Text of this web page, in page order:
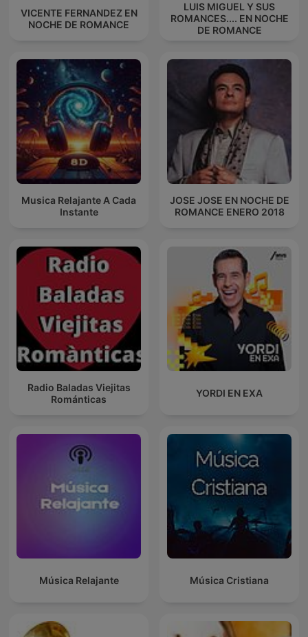
VICENTE FERNANDEZ EN
NOCHE DE ROMANCE
LUIS MIGUEL Y SUS
ROMANCES.... EN NOCHE
DE ROMANCE
Musica Relajante A Cada
Instante
JOSE JOSE EN NOCHE DE
ROMANCE ENERO 2018
Radio Baladas Viejitas
Románticas
YORDI EN EXA
Música Relajante Música Cristiana